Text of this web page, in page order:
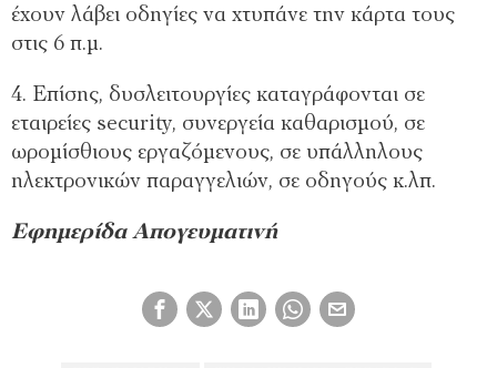
έχουν λάβει οδηγίες να χτυπάνε την κάρτα τους
στις 6 π.μ.
4. Επίσης, δυσλειτουργίες καταγράφονται σε
εταιρείες security, συνεργεία καθαρισμού, σε
ωρομίσθιους εργαζόμενους, σε υπάλληλους
ηλεκτρονικών παραγγελιών, σε οδηγούς κ.λπ.
Εφημερίδα Απογευματινή